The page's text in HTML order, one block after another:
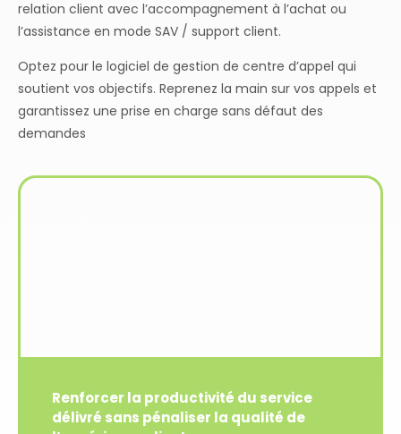
relation client avec l’accompagnement à l’achat ou
l’assistance en mode SAV / support client.
Optez pour le logiciel de gestion de centre d’appel qui
soutient vos objectifs. Reprenez la main sur vos appels et
garantissez une prise en charge sans défaut des
demandes
Renforcer la productivité du service
délivré sans pénaliser la qualité de